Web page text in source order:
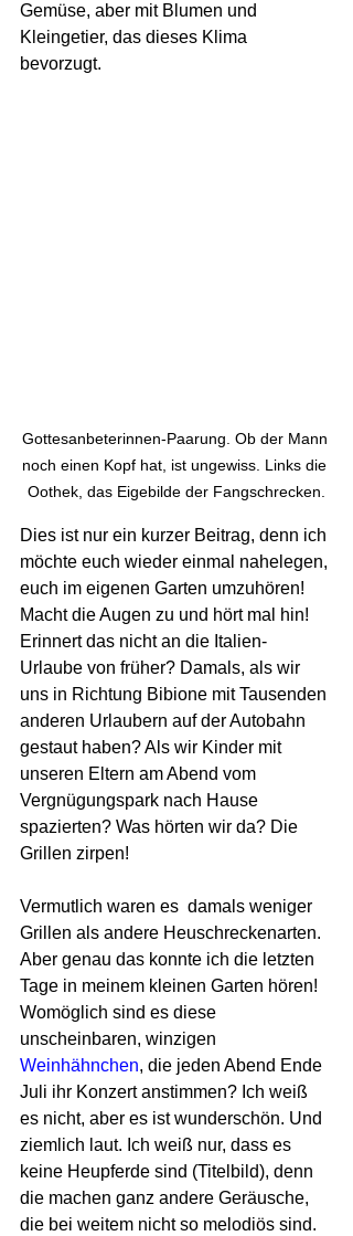
Gemüse, aber mit Blumen und
Kleingetier, das dieses Klima
bevorzugt.
Gottesanbeterinnen-Paarung. Ob der Mann
noch einen Kopf hat, ist ungewiss. Links die
Oothek, das Eigebilde der Fangschrecken.
Dies ist nur ein kurzer Beitrag, denn ich
möchte euch wieder einmal nahelegen,
euch im eigenen Garten umzuhören!
Macht die Augen zu und hört mal hin!
Erinnert das nicht an die Italien-
Urlaube von früher? Damals, als wir
uns in Richtung Bibione mit Tausenden
anderen Urlaubern auf der Autobahn
gestaut haben? Als wir Kinder mit
unseren Eltern am Abend vom
Vergnügungspark nach Hause
spazierten? Was hörten wir da? Die
Grillen zirpen!
Vermutlich waren es  damals weniger
Grillen als andere Heuschreckenarten.
Aber genau das konnte ich die letzten
Tage in meinem kleinen Garten hören!
Womöglich sind es diese
unscheinbaren, winzigen
Weinhähnchen, die jeden Abend Ende
Juli ihr Konzert anstimmen? Ich weiß
es nicht, aber es ist wunderschön. Und
ziemlich laut. Ich weiß nur, dass es
keine Heupferde sind (Titelbild), denn
die machen ganz andere Geräusche,
die bei weitem nicht so melodiös sind.